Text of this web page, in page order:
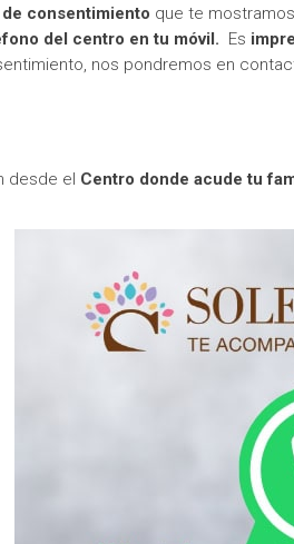
consentimiento que te
del centro en tu móvil. Es
nos pondremos en
desde el Centro donde acude tu